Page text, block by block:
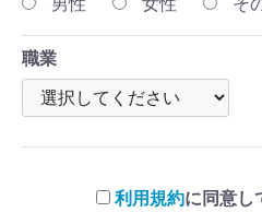
職業
利用規約に同意し